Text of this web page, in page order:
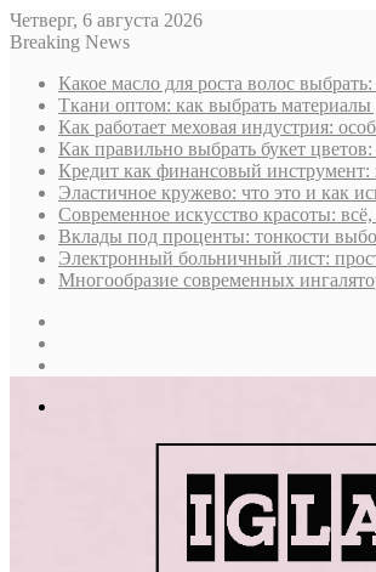
Четверг, 6 августа 2026
Breaking News
Какое масло для роста волос
Ткани оптом: как выбрать
Как работает меховая индустрия:
Как правильно выбрать букет
Кредит как финансовый
Эластичное кружево: что это и как
Современное искусство красоты:
Вклады под проценты: тонкости
Электронный больничный лист:
Многообразие современных